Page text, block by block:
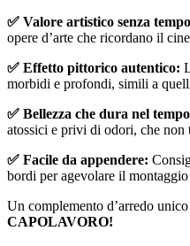
✅ Valore artistico senza
opere d’arte che ricordano il
✅ Effetto pittorico autentico:
morbidi e profondi, simili a
✅ Bellezza che dura nel
atossici e privi di odori, che non
✅ Facile da appendere:
bordi per agevolare il
Un complemento d’arredo
CAPOLAVORO!